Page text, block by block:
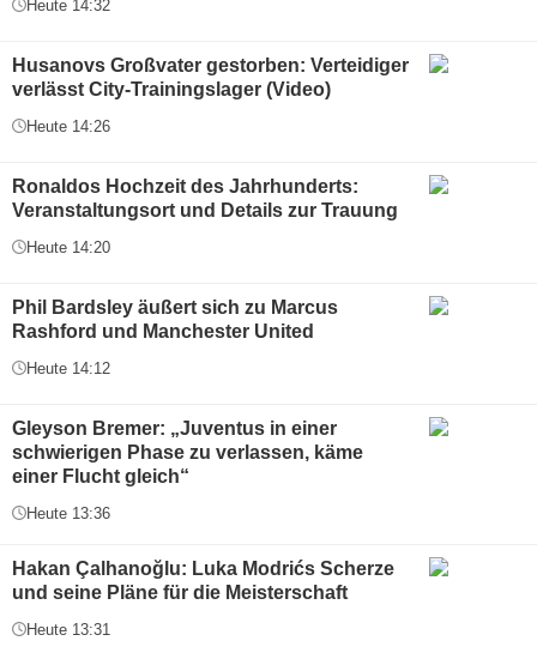
Heute 14:32
Husanovs Großvater gestorben: Verteidiger
verlässt City-Trainingslager (Video)
Heute 14:26
Ronaldos Hochzeit des Jahrhunderts:
Veranstaltungsort und Details zur Trauung
Heute 14:20
Phil Bardsley äußert sich zu Marcus
Rashford und Manchester United
Heute 14:12
Gleyson Bremer: „Juventus in einer
schwierigen Phase zu verlassen, käme
einer Flucht gleich“
Heute 13:36
Hakan Çalhanoğlu: Luka Modrićs Scherze
und seine Pläne für die Meisterschaft
Heute 13:31